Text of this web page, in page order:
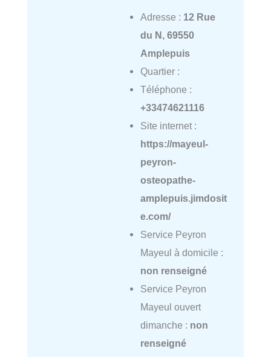
Adresse : 12 Rue
du N, 69550
Amplepuis
Quartier :
Téléphone :
+33474621116
Site internet :
https://mayeul-
peyron-
osteopathe-
amplepuis.jimdosit
e.com/
Service Peyron
Mayeul à domicile :
non renseigné
Service Peyron
Mayeul ouvert
dimanche : non
renseigné